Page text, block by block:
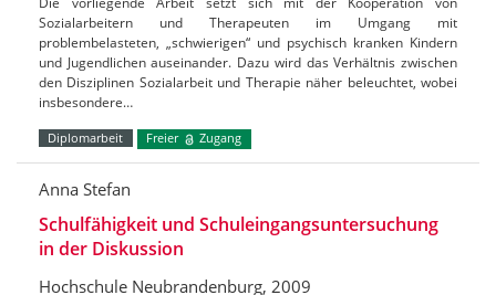
Sozialarbeitern und Therapeuten im Umgang mit
problembelasteten, „schwierigen“ und psychisch kranken Kindern
und Jugendlichen auseinander. Dazu wird das Verhältnis zwischen
den Disziplinen Sozialarbeit und Therapie näher beleuchtet, wobei
insbesondere…
Diplomarbeit Freier Zugang
Anna Stefan
Schulfähigkeit und Schuleingangsuntersuchung
in der Diskussion
Hochschule Neubrandenburg, 2009